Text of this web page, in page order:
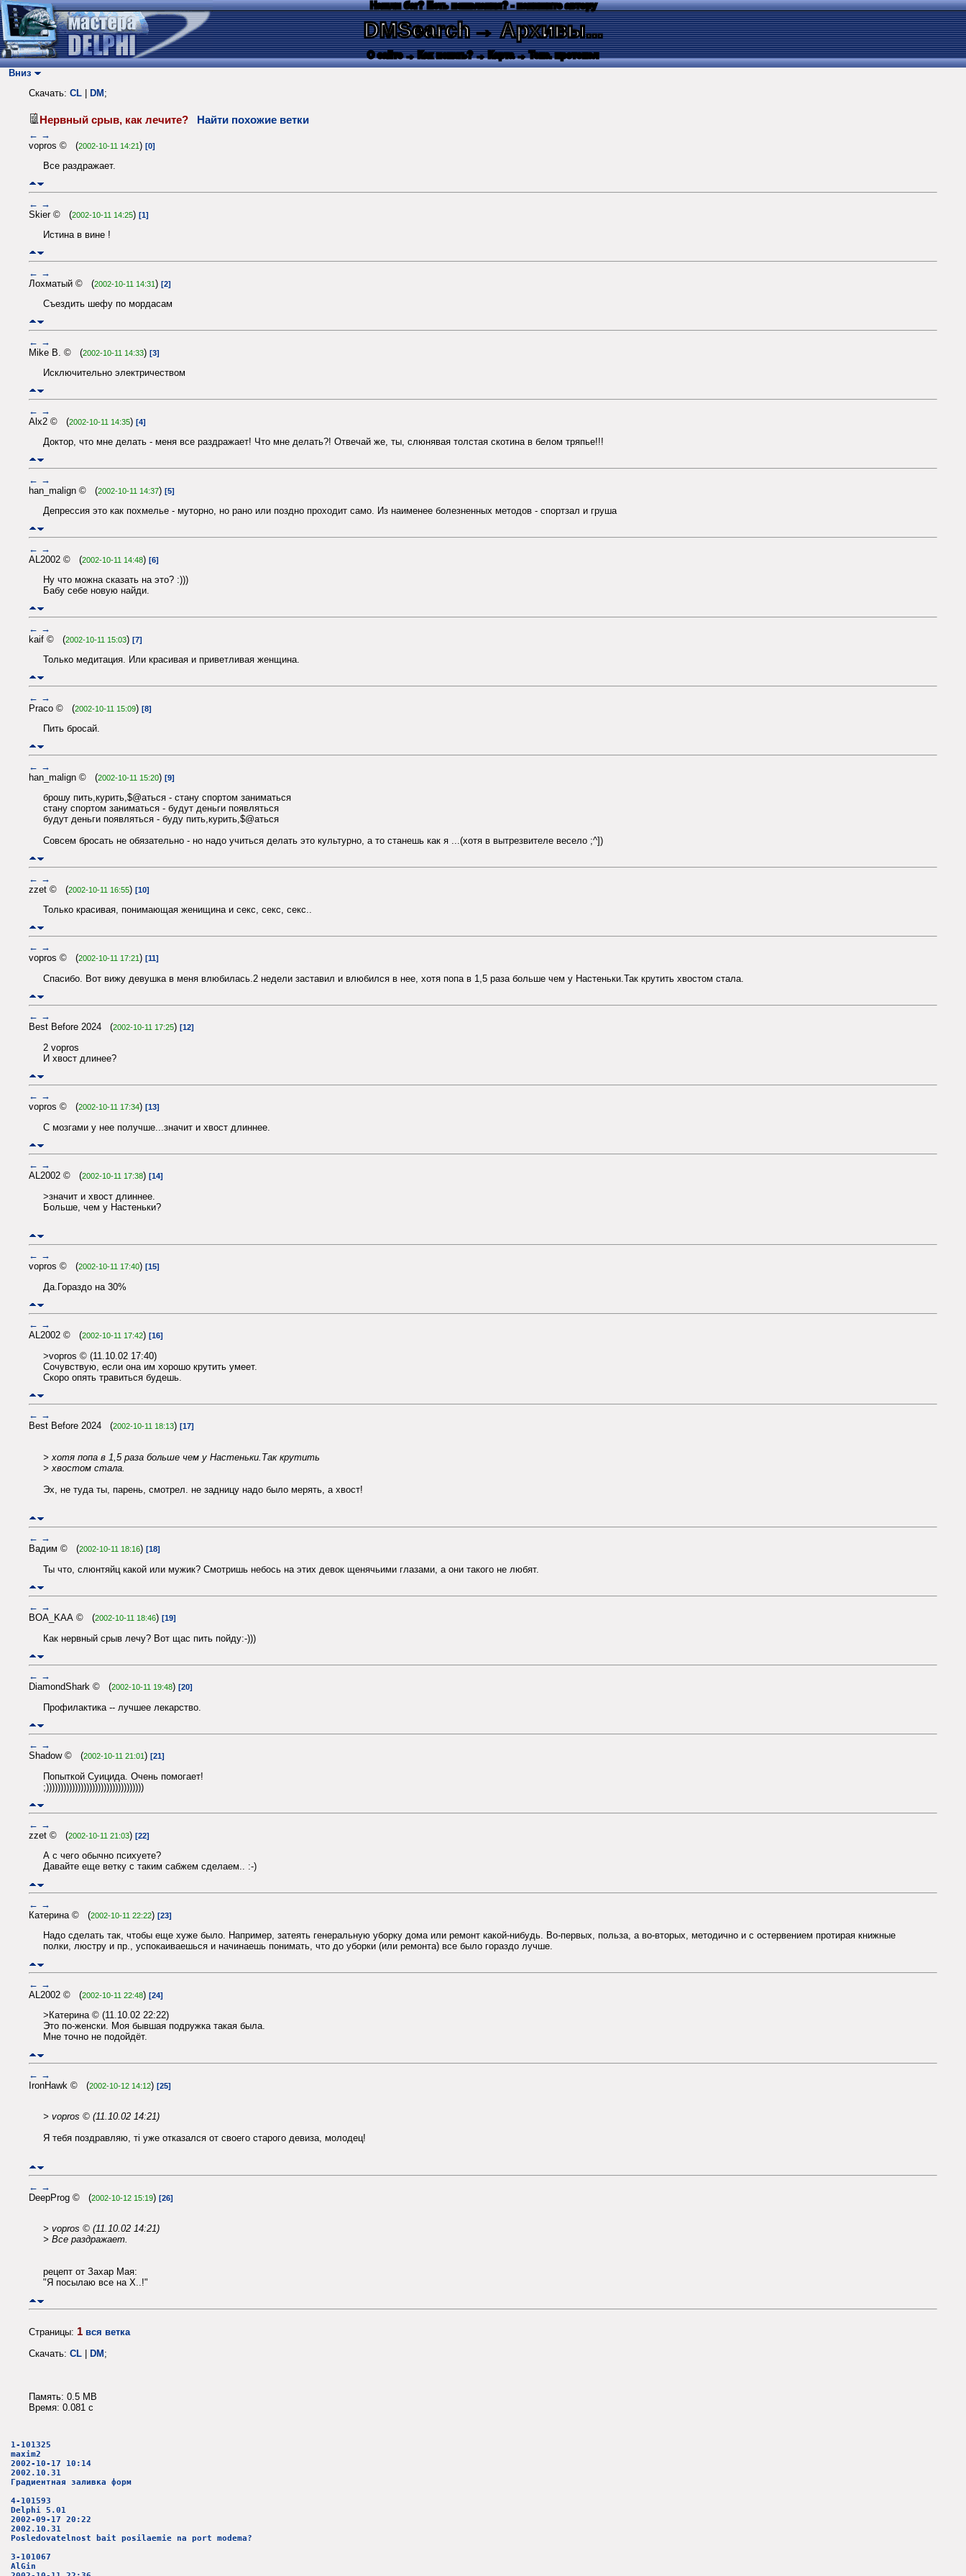
Нашли баг? Есть пожелания? - напишите автору
DMSearch→ Архивы...
О сайте → Как искать? → Карта → Текс. протокол
Вниз
Скачать: CL DM ;
Нервный срыв, как лечите? Найти похожие ветки
← →
vopros © (2002-10-11 14:21) [0]
Все раздражает.
← →
Skier © (2002-10-11 14:25) [1]
Истина в вине !
← →
Лохматый © (2002-10-11 14:31) [2]
Съездить шефу по мордасам
← →
Mike B. © (2002-10-11 14:33) [3]
Исключительно электричеством
← →
Alx2 © (2002-10-11 14:35) [4]
Доктор, что мне делать - меня все раздражает! Что мне делать?! Отвечай же, ты, слюнявая толстая скотина в белом тряпье!!!
← →
han_malign © (2002-10-11 14:37) [5]
Депрессия это как похмелье - муторно, но рано или поздно проходит само. Из наименее болезненных методов - спортзал и груша
← →
AL2002 © (2002-10-11 14:48) [6]
Ну что можна сказать на это? :)))
Бабу себе новую найди.
← →
kaif © (2002-10-11 15:03) [7]
Только медитация. Или красивая и приветливая женщина.
← →
Praco © (2002-10-11 15:09) [8]
Пить бросай.
← →
han_malign © (2002-10-11 15:20) [9]
брошу пить,курить,$@аться - стану спортом заниматься
стану спортом заниматься - будут деньги появляться
будут деньги появляться - буду пить,курить,$@аться
Совсем бросать не обязательно - но надо учиться делать это культурно, а то станешь как я ...(хотя в вытрезвителе весело ;^])
← →
zzet © (2002-10-11 16:55) [10]
Только красивая, понимающая женищина и секс, секс, секс..
← →
vopros © (2002-10-11 17:21) [11]
Спасибо. Вот вижу девушка в меня влюбилась.2 недели заставил и влюбился в нее, хотя попа в 1,5 раза больше чем у Настеньки.Так крутить хвостом стала.
← →
Best Before 2024 (2002-10-11 17:25) [12]
2 vopros
И хвост длинее?
← →
vopros © (2002-10-11 17:34) [13]
С мозгами у нее получше...значит и хвост длиннее.
← →
AL2002 © (2002-10-11 17:38) [14]
>значит и хвост длиннее.
Больше, чем у Настеньки?
← →
vopros © (2002-10-11 17:40) [15]
Да.Гораздо на 30%
← →
AL2002 © (2002-10-11 17:42) [16]
>vopros © (11.10.02 17:40)
Сочувствую, если она им хорошо крутить умеет.
Скоро опять травиться будешь.
← →
Best Before 2024 (2002-10-11 18:13) [17]
> хотя попа в 1,5 раза больше чем у Настеньки.Так крутить
> хвостом стала.
Эх, не туда ты, парень, смотрел. не задницу надо было мерять, а хвост!
← →
Вадим © (2002-10-11 18:16) [18]
Ты что, слюнтяйц какой или мужик? Смотришь небось на этих девок щенячьими глазами, а они такого не любят.
← →
BOA_KAA © (2002-10-11 18:46) [19]
Как нервный срыв лечу? Вот щас пить пойду:-)))
← →
DiamondShark © (2002-10-11 19:48) [20]
Профилактика -- лучшее лекарство.
← →
Shadow © (2002-10-11 21:01) [21]
Попыткой Суицида. Очень помогает!
;))))))))))))))))))))))))))))))))))
← →
zzet © (2002-10-11 21:03) [22]
А с чего обычно психуете?
Давайте еще ветку с таким сабжем сделаем.. :-)
← →
Катерина © (2002-10-11 22:22) [23]
Надо сделать так, чтобы еще хуже было. Например, затеять генеральную уборку дома или ремонт какой-нибудь. Во-первых, польза, а во-вторых, методично и с остервением протирая книжные
полки, люстру и пр., успокаиваешься и начинаешь понимать, что до уборки (или ремонта) все было гораздо лучше.
← →
AL2002 © (2002-10-11 22:48) [24]
>Катерина © (11.10.02 22:22)
Это по-женски. Моя бывшая подружка такая была.
Мне точно не подойдёт.
← →
IronHawk © (2002-10-12 14:12) [25]
> vopros © (11.10.02 14:21)
Я тебя поздравляю, ті уже отказался от своего старого девиза, молодец!
← →
DeepProg © (2002-10-12 15:19) [26]
> vopros © (11.10.02 14:21)
> Все раздражает.
рецепт от Захар Мая:
"Я посылаю все на Х..!"
Страницы: 1 вся ветка
Скачать: CL DM ;
Память: 0.5 MB
Время: 0.081 c
1-101325
maxim2
2002-10-17 10:14
2002.10.31
Градиентная заливка форм
4-101593
Delphi 5.01
2002-09-17 20:22
2002.10.31
Posledovatelnost bait posilaemie na port modema?
3-101067
AlGin